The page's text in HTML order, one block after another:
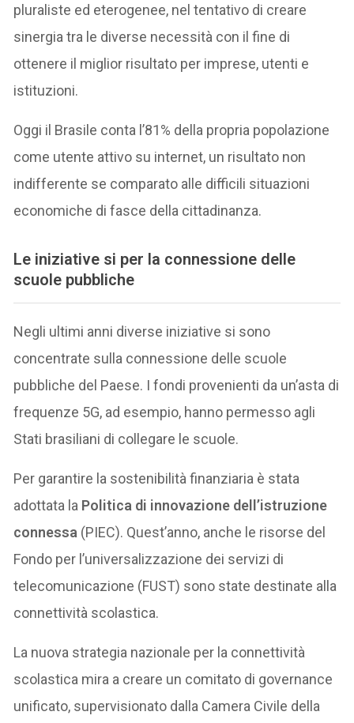
pluraliste ed eterogenee, nel tentativo di creare
sinergia tra le diverse necessità con il fine di
ottenere il miglior risultato per imprese, utenti e
istituzioni.
Oggi il Brasile conta l’81% della propria popolazione
come utente attivo su internet, un risultato non
indifferente se comparato alle difficili situazioni
economiche di fasce della cittadinanza.
Le iniziative si per la connessione delle
scuole pubbliche
Negli ultimi anni diverse iniziative si sono
concentrate sulla connessione delle scuole
pubbliche del Paese. I fondi provenienti da un’asta di
frequenze 5G, ad esempio, hanno permesso agli
Stati brasiliani di collegare le scuole.
Per garantire la sostenibilità finanziaria è stata
adottata la Politica di innovazione dell’istruzione
connessa (PIEC). Quest’anno, anche le risorse del
Fondo per l’universalizzazione dei servizi di
telecomunicazione (FUST) sono state destinate alla
connettività scolastica.
La nuova strategia nazionale per la connettività
scolastica mira a creare un comitato di governance
unificato, supervisionato dalla Camera Civile della